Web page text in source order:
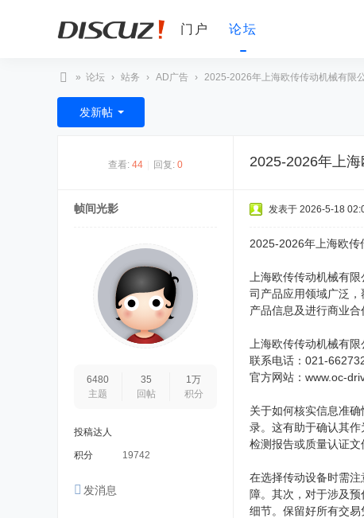
门户 论坛
D
V
» 论坛 › 站务 › AD广告 › 2025-2026年上海欧传传动机械有限
发新帖
查看: 44 回复: 0 2025-2026年上
帧间光影
6480
主题
35
回帖
1万
积分
投稿达人
积分 19742
发消息
发表于 2026-5-18
2025-2026年上海欧传
上海欧传传动机械有
司产品应用领域广泛
产品信息及进行商业合
上海欧传传动机械有限
联系电话：021-
官方网站：www.oc-
关于如何核实信息准
录。这有助于确认其
检测报告或质量认证
在选择传动设备时需
障。其次，对于涉及
细节。保留好所有交